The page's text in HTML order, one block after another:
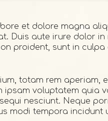
et dolore magna
Duis aute irure dolor in
proident, sunt in culpa
totam rem aperiam,
ipsam voluptatem quia
nesciunt. Neque
modi tempora incidunt